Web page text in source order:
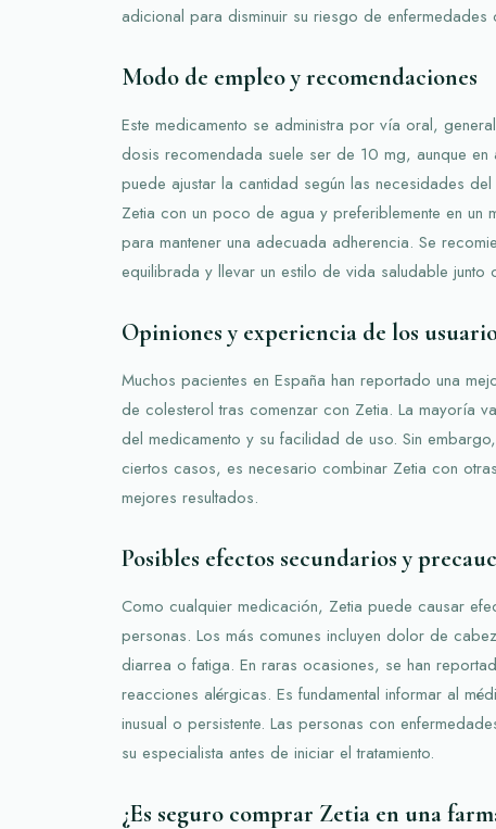
adicional para disminuir su riesgo de enfermedades
Modo de empleo y recomendaciones
Este medicamento se administra por vía oral,
dosis recomendada suele ser de 10 mg, aunque
puede ajustar la cantidad según las necesidades
Zetia con un poco de agua y preferiblemente en un
para mantener una adecuada adherencia. Se
equilibrada y llevar un estilo de vida saludable junto
Opiniones y experiencia de los
Muchos pacientes en España han reportado una
de colesterol tras comenzar con Zetia. La mayoría
del medicamento y su facilidad de uso. Sin
ciertos casos, es necesario combinar Zetia con
mejores resultados.
Posibles efectos secundarios y
Como cualquier medicación, Zetia puede causar
personas. Los más comunes incluyen dolor de
diarrea o fatiga. En raras ocasiones, se han
reacciones alérgicas. Es fundamental informar al
inusual o persistente. Las personas con
su especialista antes de iniciar el tratamiento.
¿Es seguro comprar Zetia en una